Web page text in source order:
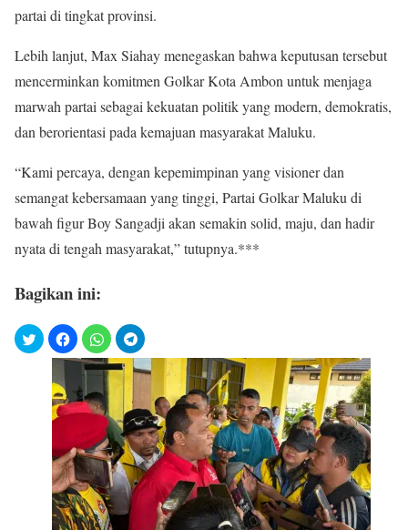
partai di tingkat provinsi.
Lebih lanjut, Max Siahay menegaskan bahwa keputusan tersebut
mencerminkan komitmen Golkar Kota Ambon untuk menjaga
marwah partai sebagai kekuatan politik yang modern, demokratis,
dan berorientasi pada kemajuan masyarakat Maluku.
“Kami percaya, dengan kepemimpinan yang visioner dan
semangat kebersamaan yang tinggi, Partai Golkar Maluku di
bawah figur Boy Sangadji akan semakin solid, maju, dan hadir
nyata di tengah masyarakat,” tutupnya.***
Bagikan ini: